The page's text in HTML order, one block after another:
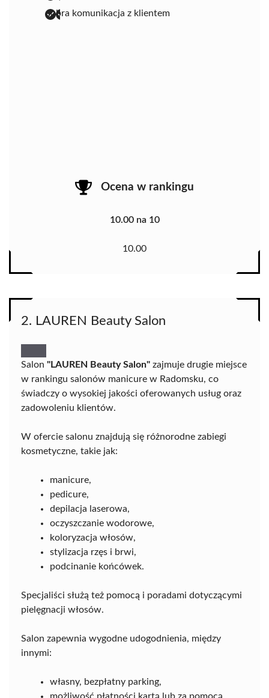
dobra komunikacja z klientem
Ocena w rankingu
10.00 na 10
10.00
2. LAUREN Beauty Salon
Salon "LAUREN Beauty Salon" zajmuje drugie miejsce
w rankingu salonów manicure w Radomsku, co
świadczy o wysokiej jakości oferowanych usług oraz
zadowoleniu klientów.
W ofercie salonu znajdują się różnorodne zabiegi
kosmetyczne, takie jak:
manicure,
pedicure,
depilacja laserowa,
oczyszczanie wodorowe,
koloryzacja włosów,
stylizacja rzęs i brwi,
podcinanie końcówek.
Specjaliści służą też pomocą i poradami dotyczącymi
pielęgnacji włosów.
Salon zapewnia wygodne udogodnienia, między
innymi:
własny, bezpłatny parking,